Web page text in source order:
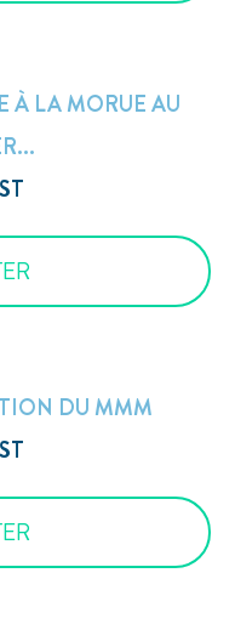
À LA MORUE AU
DU MMM